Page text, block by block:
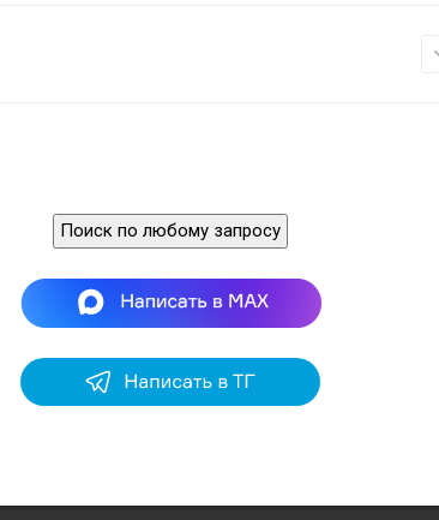
Поиск по любому запросу